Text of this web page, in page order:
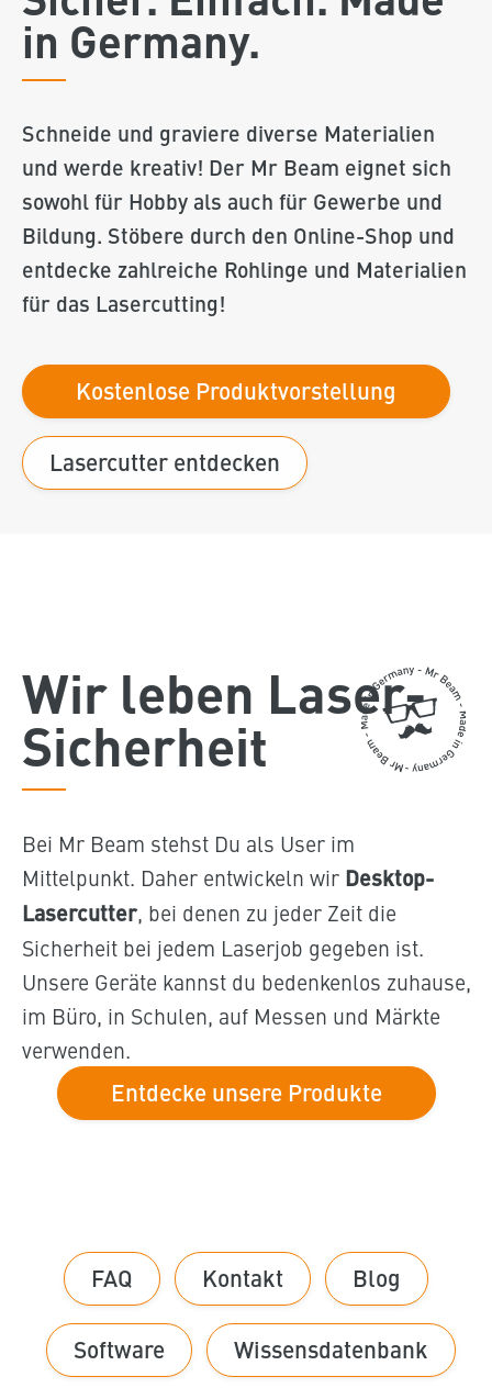
in Germany.
Schneide und graviere diverse Materialien
und werde kreativ! Der Mr Beam eignet sich
sowohl für Hobby als auch für Gewerbe und
Bildung. Stöbere durch den Online-Shop und
entdecke zahlreiche Rohlinge und Materialien
für das Lasercutting!
Kostenlose Produktvorstellung
Lasercutter entdecken
Wir leben Laser-
Sicherheit
Bei Mr Beam stehst Du als User im
Mittelpunkt. Daher entwickeln wir Desktop-
Lasercutter, bei denen zu jeder Zeit die
Sicherheit bei jedem Laserjob gegeben ist.
Unsere Geräte kannst du bedenkenlos zuhause,
im Büro, in Schulen, auf Messen und Märkte
verwenden.
Entdecke unsere Produkte
FAQ Kontakt Blog
Software Wissensdatenbank